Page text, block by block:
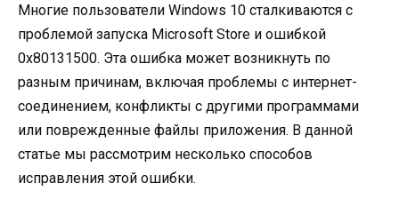
Многие пользователи Windows 10 сталкиваются с
проблемой запуска Microsoft Store и ошибкой
0x80131500. Эта ошибка может возникнуть по
разным причинам, включая проблемы с интернет-
соединением, конфликты с другими программами
или поврежденные файлы приложения. В данной
статье мы рассмотрим несколько способов
исправления этой ошибки.